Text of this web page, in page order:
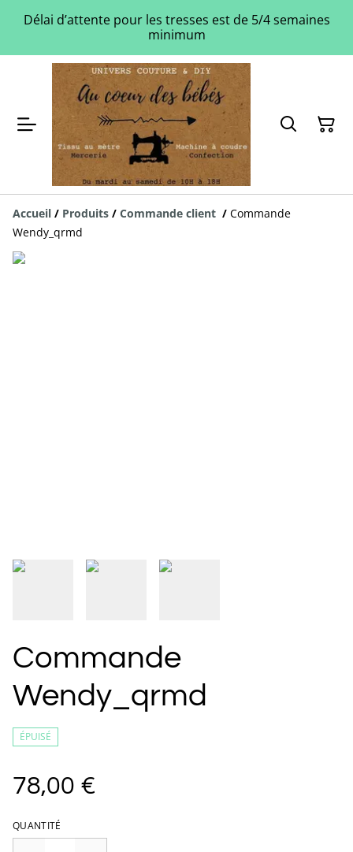
Délai d’attente pour les tresses est de 5/4 semaines
minimum
Accueil / Produits / Commande client / Commande
Wendy_qrmd
Commande
Wendy_qrmd
ÉPUISÉ
78,00 €
QUANTITÉ